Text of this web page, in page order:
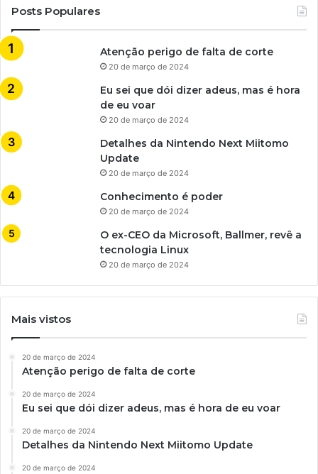
Posts Populares
Atenção perigo de falta de corte
20 de março de 2024
Eu sei que dói dizer adeus, mas é hora
de eu voar
20 de março de 2024
Detalhes da Nintendo Next Miitomo
Update
20 de março de 2024
Conhecimento é poder
20 de março de 2024
O ex-CEO da Microsoft, Ballmer, revê a
tecnologia Linux
20 de março de 2024
Mais vistos
20 de março de 2024
Atenção perigo de falta de corte
20 de março de 2024
Eu sei que dói dizer adeus, mas é hora de eu voar
20 de março de 2024
Detalhes da Nintendo Next Miitomo Update
20 de março de 2024